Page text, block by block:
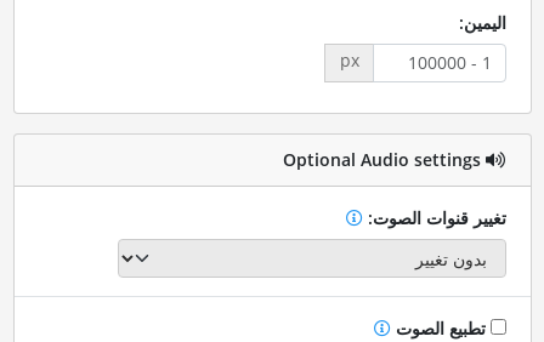
اليمين:
px
Optional Audio settings
تغيير قنوات الصوت:
تطبيع الصوت